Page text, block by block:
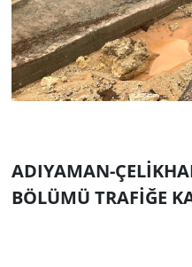
ADIYAMAN-
BÖLÜMÜ TRAFİĞE